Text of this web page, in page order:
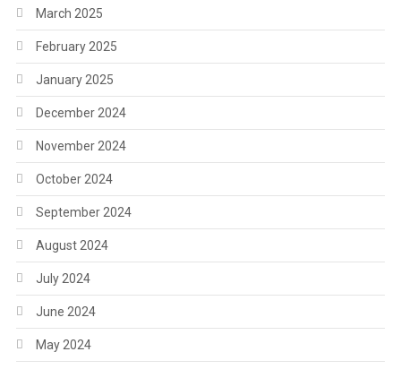
March 2025
February 2025
January 2025
December 2024
November 2024
October 2024
September 2024
August 2024
July 2024
June 2024
May 2024